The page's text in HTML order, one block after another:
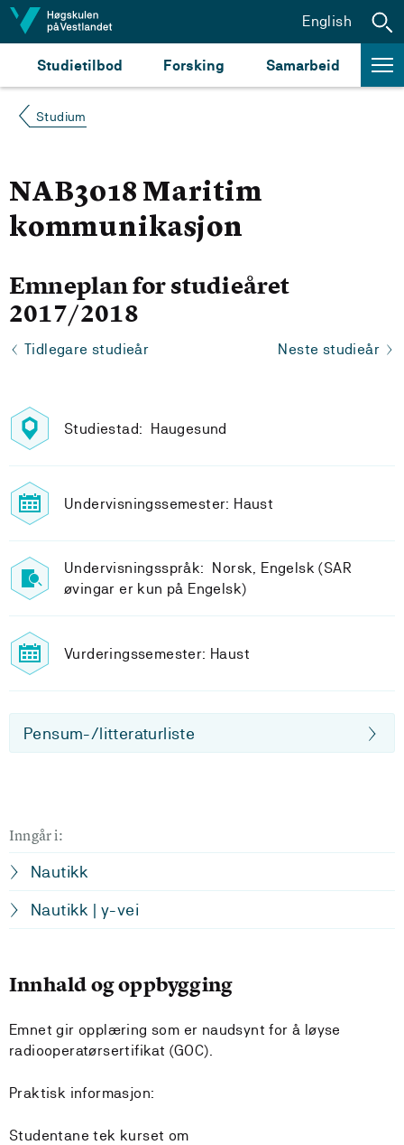
Hopp til innhald
Studietilbod Forsking Samarbeid
English
Studium
NAB3018 Maritim
kommunikasjon
Emneplan for studieåret
2017/2018
Tidlegare studieår Neste studieår
Studiestad: Haugesund
Undervisningssemester: Haust
Undervisningsspråk: Norsk, Engelsk (SAR
øvingar er kun på Engelsk)
Vurderingssemester: Haust
Pensum-/litteraturliste
Inngår i:
Nautikk
Nautikk | y-vei
Innhald og oppbygging
Emnet gir opplæring som er naudsynt for å løyse
radiooperatørsertifikat (GOC).
Praktisk informasjon:
Studentane tek kurset om